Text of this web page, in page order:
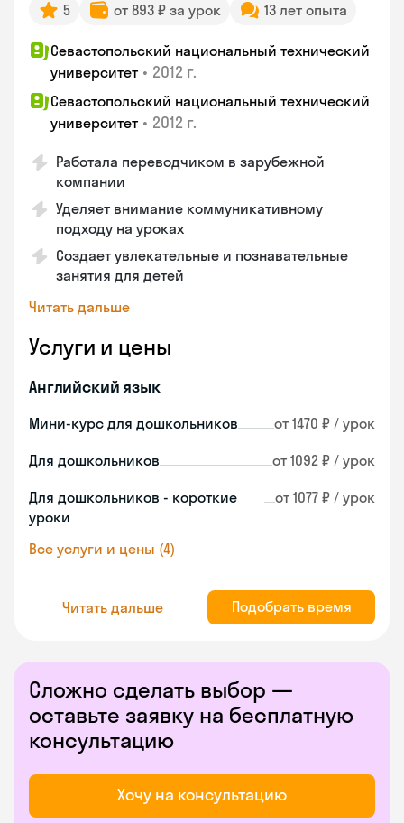
5 от 893 ₽ за урок 13 лет опыта
Севастопольский национальный технический
университет • 2012 г.
Севастопольский национальный технический
университет • 2012 г.
Работала переводчиком в зарубежной
компании
Уделяет внимание коммуникативному
подходу на уроках
Создает увлекательные и познавательные
занятия для детей
Читать дальше
Услуги и цены
Английский язык
Мини-курс для дошкольников от 1470 ₽ / урок
Для дошкольников от 1092 ₽ / урок
Для дошкольников - короткие
уроки
от 1077 ₽ / урок
Все услуги и цены (4)
Читать дальше Подобрать время
Сложно сделать выбор —
оставьте заявку на бесплатную
консультацию
Хочу на консультацию